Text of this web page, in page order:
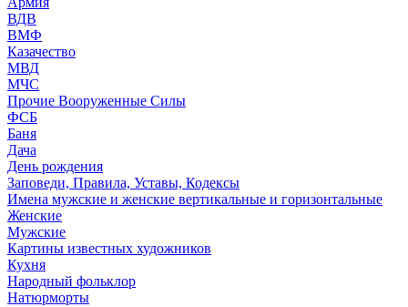
ВДВ
ВМФ
Казачество
МВД
МЧС
Прочие Вооруженные Силы
ФСБ
Баня
Дача
День рождения
Заповеди, Правила, Уставы, Кодексы
Имена мужские и женские вертикальные и горизонтальные
Женские
Мужские
Картины известных художников
Кухня
Народный фольклор
Натюрморты